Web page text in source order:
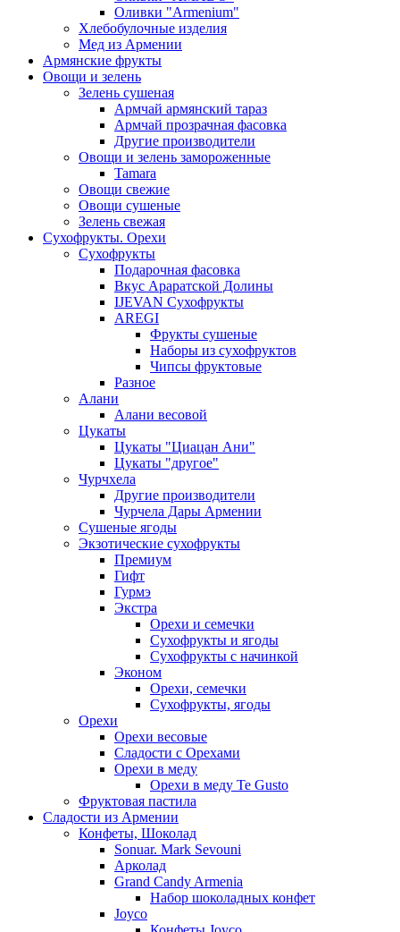
Оливки "Armenium"
Хлебобулочные изделия
Мед из Армении
Армянские фрукты
Овощи и зелень
Зелень сушеная
Армчай армянский тараз
Армчай прозрачная фасовка
Другие производители
Овощи и зелень замороженные
Tamara
Овощи свежие
Овощи сушеные
Зелень свежая
Сухофрукты. Орехи
Сухофрукты
Подарочная фасовка
Вкус Араратской Долины
IJEVAN Сухофрукты
AREGI
Фрукты сушеные
Наборы из сухофруктов
Чипсы фруктовые
Разное
Алани
Алани весовой
Цукаты
Цукаты "Циацан Ани"
Цукаты "другое"
Чурчхела
Другие производители
Чурчела Дары Армении
Сушеные ягоды
Экзотические сухофрукты
Премиум
Гифт
Гурмэ
Экстра
Орехи и семечки
Сухофрукты и ягоды
Сухофрукты с начинкой
Эконом
Орехи, семечки
Сухофрукты, ягоды
Орехи
Орехи весовые
Сладости с Орехами
Орехи в меду
Орехи в меду Te Gusto
Фруктовая пастила
Сладости из Армении
Конфеты, Шоколад
Sonuar. Mark Sevouni
Арколад
Grand Candy Armenia
Набор шоколадных конфет
Joyco